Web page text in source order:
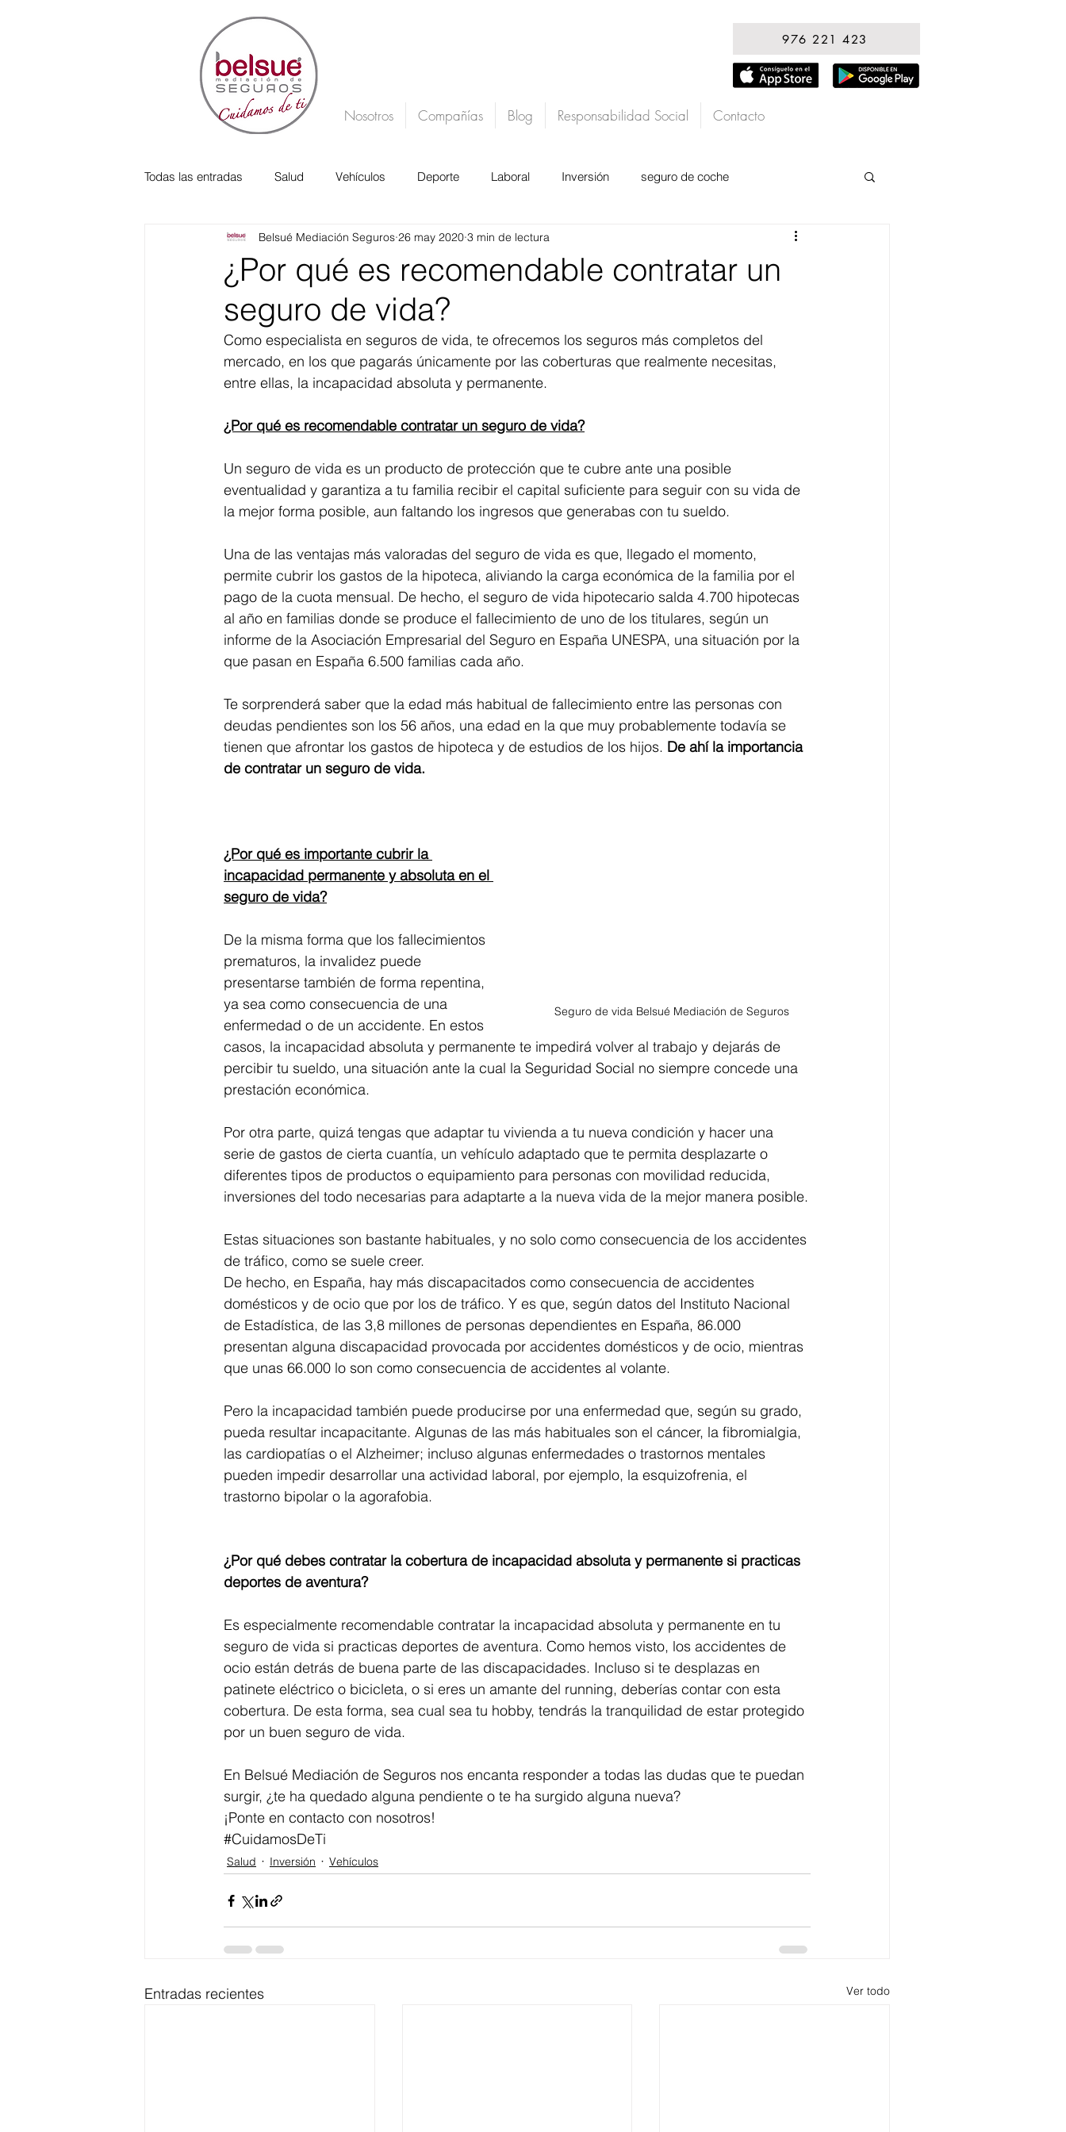
Nosotros Compañías Blog Responsabilidad Social Contacto
976 221 423
Todas las entradas Salud Vehículos Deporte Laboral Inversión seguro de coche
Responsabilidad Social verifactu belsue mediacion de seguros
¿Por qué es recomendable contratar un
seguro de vida?
Belsué Mediación Seguros 26 may 2020 3 min de lectura
Como especialista en seguros de vida, te ofrecemos los seguros más completos del
mercado, en los que pagarás únicamente por las coberturas que realmente necesitas,
entre ellas, la incapacidad absoluta y permanente.
¿Por qué es recomendable contratar un seguro de vida?
Un seguro de vida es un producto de protección que te cubre ante una posible
eventualidad y garantiza a tu familia recibir el capital suficiente para seguir con su vida de
la mejor forma posible, aun faltando los ingresos que generabas con tu sueldo.
Una de las ventajas más valoradas del seguro de vida es que, llegado el momento,
permite cubrir los gastos de la hipoteca, aliviando la carga económica de la familia por el
pago de la cuota mensual. De hecho, el seguro de vida hipotecario salda 4.700 hipotecas
al año en familias donde se produce el fallecimiento de uno de los titulares, según un
informe de la Asociación Empresarial del Seguro en España UNESPA, una situación por la
que pasan en España 6.500 familias cada año.
Te sorprenderá saber que la edad más habitual de fallecimiento entre las personas con
deudas pendientes son los 56 años, una edad en la que muy probablemente todavía se
tienen que afrontar los gastos de hipoteca y de estudios de los hijos. De ahí la importancia
de contratar un seguro de vida.
Seguro de vida Belsué Mediación de Seguros
¿Por qué es importante cubrir la
incapacidad permanente y absoluta en el
seguro de vida?
De la misma forma que los fallecimientos
prematuros, la invalidez puede
presentarse también de forma repentina,
ya sea como consecuencia de una
enfermedad o de un accidente. En estos
casos, la incapacidad absoluta y permanente te impedirá volver al trabajo y dejarás de
percibir tu sueldo, una situación ante la cual la Seguridad Social no siempre concede una
prestación económica.
Por otra parte, quizá tengas que adaptar tu vivienda a tu nueva condición y hacer una
serie de gastos de cierta cuantía, un vehículo adaptado que te permita desplazarte o
diferentes tipos de productos o equipamiento para personas con movilidad reducida,
inversiones del todo necesarias para adaptarte a la nueva vida de la mejor manera posible.
Estas situaciones son bastante habituales, y no solo como consecuencia de los accidentes
de tráfico, como se suele creer.
De hecho, en España, hay más discapacitados como consecuencia de accidentes
domésticos y de ocio que por los de tráfico. Y es que, según datos del Instituto Nacional
de Estadística, de las 3,8 millones de personas dependientes en España, 86.000
presentan alguna discapacidad provocada por accidentes domésticos y de ocio, mientras
que unas 66.000 lo son como consecuencia de accidentes al volante.
Pero la incapacidad también puede producirse por una enfermedad que, según su grado,
pueda resultar incapacitante. Algunas de las más habituales son el cáncer, la fibromialgia,
las cardiopatías o el Alzheimer; incluso algunas enfermedades o trastornos mentales
pueden impedir desarrollar una actividad laboral, por ejemplo, la esquizofrenia, el
trastorno bipolar o la agorafobia.
¿Por qué debes contratar la cobertura de incapacidad absoluta y permanente si practicas
deportes de aventura?
Es especialmente recomendable contratar la incapacidad absoluta y permanente en tu
seguro de vida si practicas deportes de aventura. Como hemos visto, los accidentes de
ocio están detrás de buena parte de las discapacidades. Incluso si te desplazas en
patinete eléctrico o bicicleta, o si eres un amante del running, deberías contar con esta
cobertura. De esta forma, sea cual sea tu hobby, tendrás la tranquilidad de estar protegido
por un buen seguro de vida.
En Belsué Mediación de Seguros nos encanta responder a todas las dudas que te puedan
surgir, ¿te ha quedado alguna pendiente o te ha surgido alguna nueva?
¡Ponte en contacto con nosotros!
#CuidamosDeTi
Salud Inversión Vehículos
Entradas recientes Ver todo